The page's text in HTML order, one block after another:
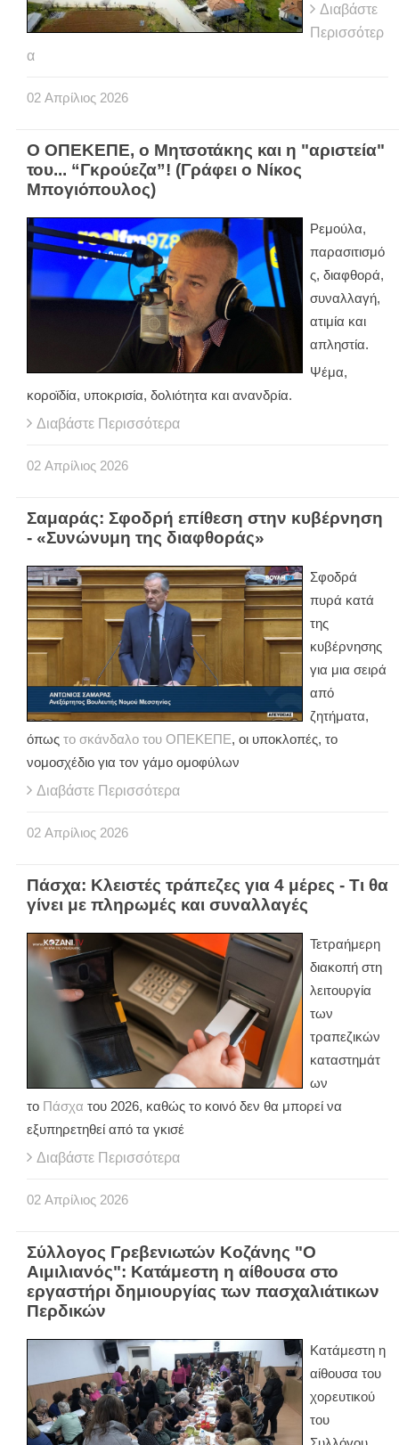
Διαβάστε
Περισσότερ
α
02 Απρίλιος 2026
Ο ΟΠΕΚΕΠΕ, ο Μητσοτάκης και η "αριστεία"
του... “Γκρούεζα”! (Γράφει ο Νίκος
Μπογιόπουλος)
Ρεμούλα,
παρασιτισμό
ς, διαφθορά,
συναλλαγή,
ατιμία και
απληστία.
Ψέμα,
κοροϊδία, υποκρισία, δολιότητα και ανανδρία.
Διαβάστε Περισσότερα
02 Απρίλιος 2026
Σαμαράς: Σφοδρή επίθεση στην κυβέρνηση
- «Συνώνυμη της διαφθοράς»
Σφοδρά
πυρά κατά
της
κυβέρνησης
για μια σειρά
από
ζητήματα,
όπως το σκάνδαλο του ΟΠΕΚΕΠΕ, οι υποκλοπές, το
νομοσχέδιο για τον γάμο ομοφύλων
Διαβάστε Περισσότερα
02 Απρίλιος 2026
Πάσχα: Κλειστές τράπεζες για 4 μέρες - Τι θα
γίνει με πληρωμές και συναλλαγές
Τετραήμερη
διακοπή στη
λειτουργία
των
τραπεζικών
καταστημάτ
ων
το Πάσχα του 2026, καθώς το κοινό δεν θα μπορεί να
εξυπηρετηθεί από τα γκισέ
Διαβάστε Περισσότερα
02 Απρίλιος 2026
Σύλλογος Γρεβενιωτών Κοζάνης "Ο
Αιμιλιανός": Κατάμεστη η αίθουσα στο
εργαστήρι δημιουργίας των πασχαλιάτικων
Περδικών
Κατάμεστη η
αίθουσα του
χορευτικού
του